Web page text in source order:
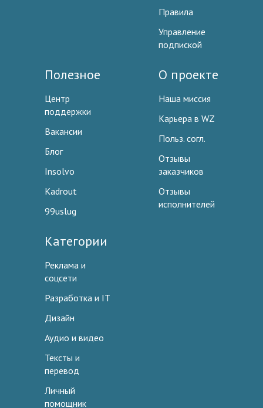
Правила
Управление
подпиской
Полезное
Центр
поддержки
Вакансии
Блог
Insolvo
Kadrout
99uslug
О проекте
Наша миссия
Карьера в WZ
Польз. согл.
Отзывы
заказчиков
Отзывы
исполнителей
Категории
Реклама и
соцсети
Разработка и IT
Дизайн
Аудио и видео
Тексты и
перевод
Личный
помощник